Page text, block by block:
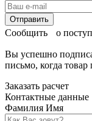
Отправить
Сообщить о
Вы успешно
письмо, когда товар
Заказать расчет
Контактные данные
Фамилия Имя